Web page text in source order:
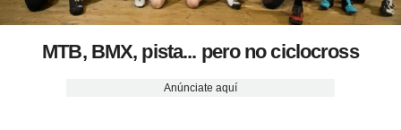
MTB, BMX, pista... pero no ciclocross
Anúnciate aquí